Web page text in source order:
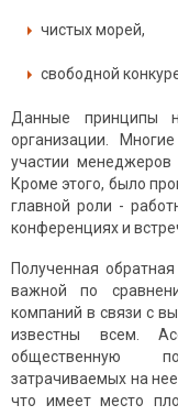
чистых морей,
свободной
Данные принципы
организации.
участии
Кроме этого, было
главной роли -
конференциях и
Полученная
важной по
компаний в связи с
известны всем.
общественную
затрачиваемых на
что имеет место